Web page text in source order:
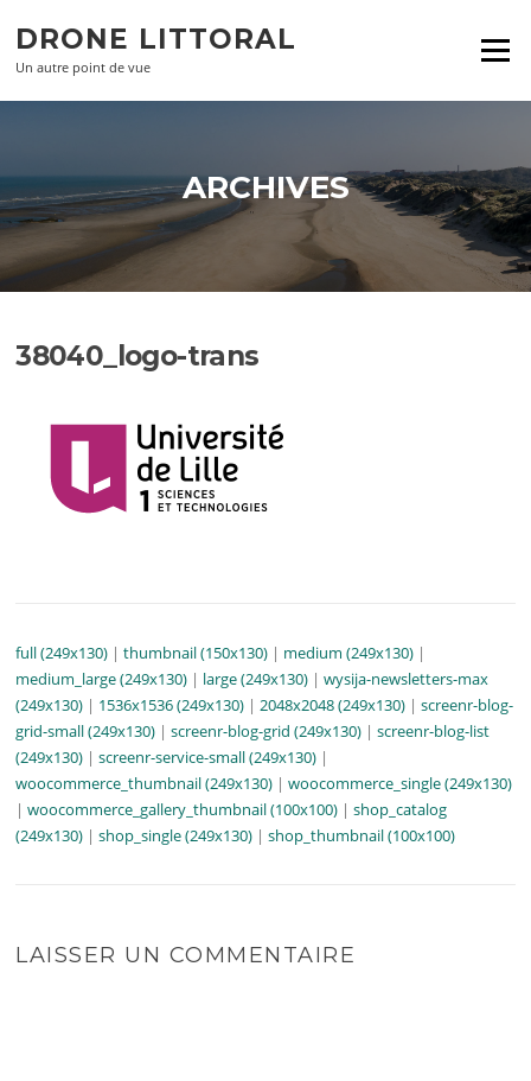
contenu
DRONE LITTORAL
Un autre point de vue
Menu
ARCHIVES
38040_logo-trans
full (249x130) |thumbnail (150x130) | medium (249x130) |
medium_large (249x130) | large (249x130) |wysija-newsletters-max
(249x130) | 1536x1536 (249x130) |2048x2048 (249x130) |screenr-blog-
grid-small (249x130) |screenr-blog-grid (249x130) |screenr-blog-list
(249x130) |screenr-service-small (249x130) |
woocommerce_thumbnail (249x130) |woocommerce_single (249x130)
|woocommerce_gallery_thumbnail (100x100) |shop_catalog
(249x130) |shop_single (249x130) |shop_thumbnail (100x100)
LAISSER UN COMMENTAIRE